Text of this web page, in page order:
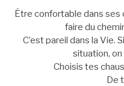
Être confortable dans ses
faire du
C’est pareil dans la Vie.
situation, on
Choisis tes
De